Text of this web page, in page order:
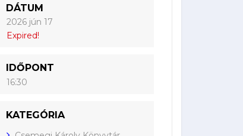
DÁTUM
2026 jún 17
Expired!
IDŐPONT
16:30
KATEGÓRIA